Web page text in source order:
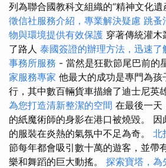
列為聯合國教科文組織的“精神文化遺
徵信社服務介紹，專業解決疑慮 跳蚤
物與環境提供有效保護 穿著傳統灌木
了路人 泰國簽證的辦理方法，迅速了
事務所服務 - 當然是狂歡節尾巴前的
家服務專家 他最大的成功是專門為孩
行，其中數百輛貨車描繪了迪士尼英
為您打造清新整潔的空間 在最後一天
的紙魔術師的身影在港口被燒毀。
的服裝在炎熱的氣氛中不足為奇。 北
節每年都會吸引數十萬的遊客，並帶
樂和舞蹈的巨大動搖。 探索寶塔，為